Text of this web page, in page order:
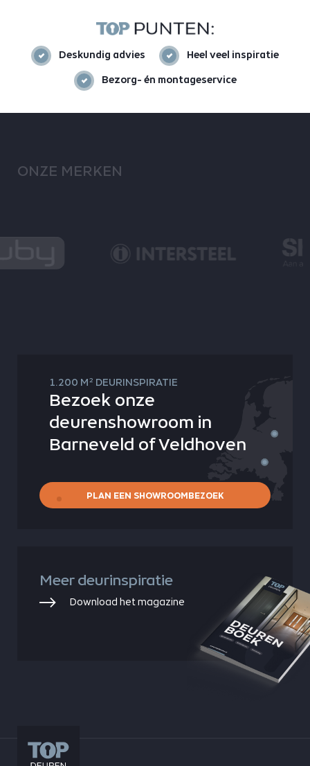
Deskundig advies Heel veel inspiratie
Bezorg- én montageservice
ONZE MERKEN
Meer deurinspiratie
Download het magazine
1.200 M2 DEURINSPIRATIE
Bezoek onze
deurenshowroom in
Barneveld of Veldhoven
PLAN EEN SHOWROOMBEZOEK